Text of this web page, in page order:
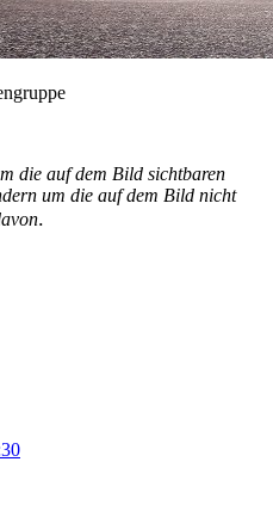
die auf dem Bild sichtbaren
um die auf dem Bild nicht
.